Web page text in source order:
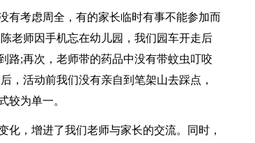
有考虑周全，有的家长临时有事不能参加而
老师因手机忘在幼儿园，我们园车开走后
路;再次，老师带的药品中没有带蚊虫叮咬
，活动前我们没有亲自到笔架山去踩点，
较为单一。
，增进了我们老师与家长的交流。同时，